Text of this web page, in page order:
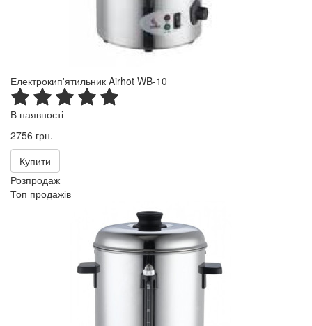
Електрокип'ятильник Airhot WB-10
В наявності
2756 грн.
Купити
Розпродаж
Топ продажів